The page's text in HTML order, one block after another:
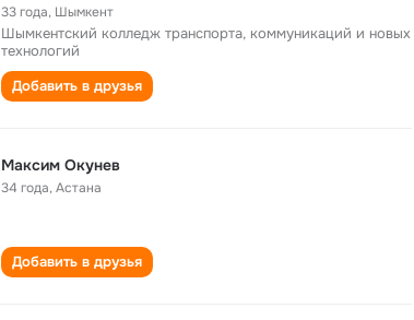
33 года, Шымкент
Шымкентский колледж транспорта, коммуникаций и новых
технологий
Добавить в друзья
Максим Окунев
34 года,Астана
Добавить в друзья